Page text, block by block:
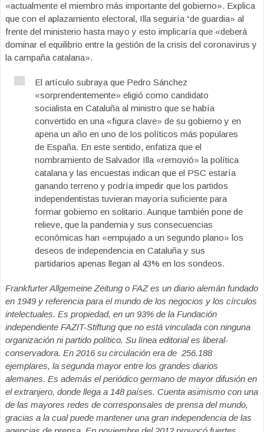
«actualmente el miembro más importante del gobierno». Explica
que con el aplazamiento electoral, Illa seguiría “de guardia» al
frente del ministerio hasta mayo y esto implicaría que «deberá
dominar el equilibrio entre la gestión de la crisis del coronavirus y
la campaña catalana».
El artículo subraya que Pedro Sánchez
«sorprendentemente» eligió como candidato
socialista en Cataluña al ministro que se había
convertido en una «figura clave» de su gobierno y en
apena un año en uno de los políticos más populares
de España. En este sentido, enfatiza que el
nombramiento de Salvador Illa «removió» la política
catalana y las encuestas indican que el PSC estaría
ganando terreno y podría impedir que los partidos
independentistas tuvieran mayoría suficiente para
formar gobierno en solitario. Aunque también pone de
relieve, que la pandemia y sus consecuencias
económicas han «empujado a un segundo plano» los
deseos de independencia en Cataluña y sus
partidarios apenas llegan al 43% en los sondeos.
Frankfurter Allgemeine Zeitung o FAZ es un diario alemán fundado
en 1949 y referencia para el mundo de los negocios y los círculos
intelectuales. Es propiedad, en un 93% de la Fundación
independiente FAZIT-Stiftung que no está vinculada con ninguna
organización ni partido político. Su línea editorial es liberal-
conservadora. En 2016 su circulación era de 256.188
ejemplares, la segunda mayor entre los grandes diarios
alemanes. Es además el periódico germano de mayor difusión en
el extranjero, donde llega a 148 países. Cuenta asimismo con una
de las mayores redes de corresponsales de prensa del mundo,
gracias a la cual puede mantener una gran independencia de las